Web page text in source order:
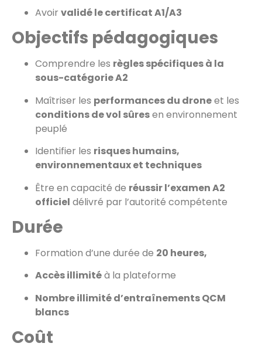
Avoir validé le certificat A1/A3
Objectifs pédagogiques
Comprendre les règles spécifiques à la
sous-catégorie A2
Maîtriser les performances du droneet les
conditions de vol sûresen environnement
peuplé
Identifier les risques humains,
environnementaux et techniques
Être en capacité de réussir l’examen A2
officiel délivré par l’autorité compétente
Durée
Formation d’une durée de 20 heures,
Accès illimitéà la plateforme
Nombre illimité d’entraînements QCM
blancs
Coût